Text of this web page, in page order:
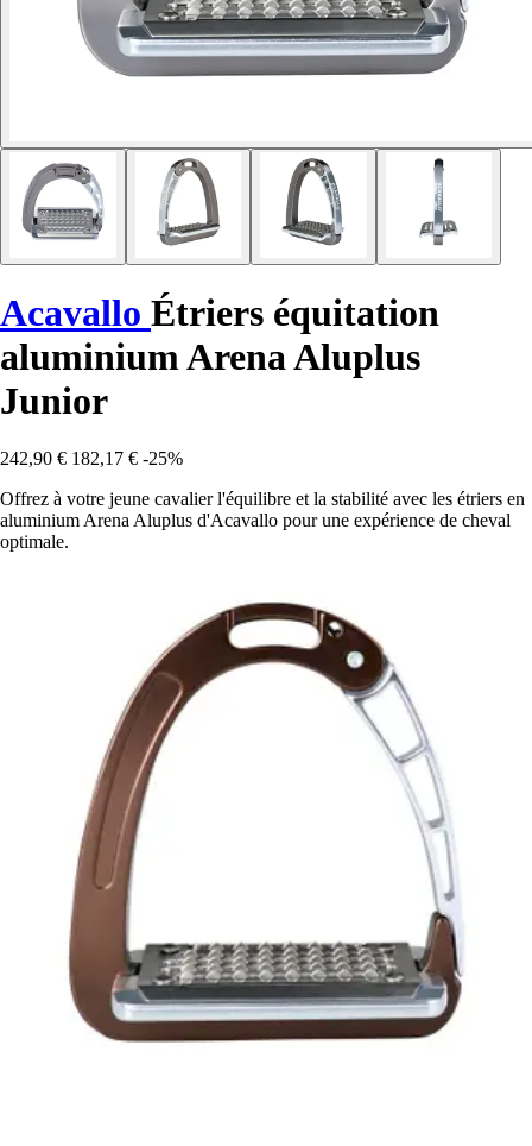
Acavallo Étriers équitation
aluminium Arena Aluplus
Junior
242,90 € 182,17 € -25%
Offrez à votre jeune cavalier l'équilibre et la stabilité avec les étriers en
aluminium Arena Aluplus d'Acavallo pour une expérience de cheval
optimale.